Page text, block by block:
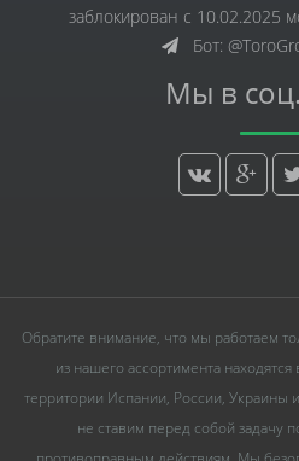
заблокирован с 10.02.2025
Бот:
Мы в
Обратите внимание, что мы работаем
из нашего ассортимента
территории Испании, России, Украины
не ставим перед собой задачу